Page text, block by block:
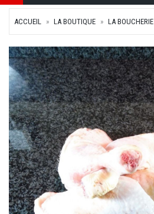
ACCUEIL LA BOUTIQUE LA BOUCHERIE